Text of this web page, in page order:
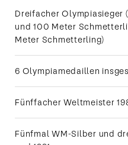
Dreifacher Olympiasieger
und 100 Meter
Meter Schmetterling)
6 Olympiamedaillen
Fünffacher Weltmeister
Fünfmal WM-Silber und